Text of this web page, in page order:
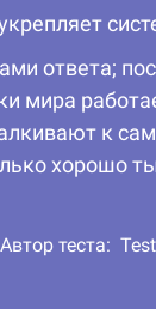
ответа;
мира
к
хорошо
Автор теста: